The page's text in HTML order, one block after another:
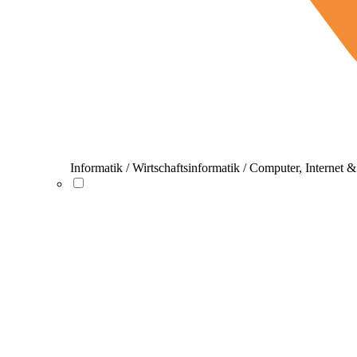
Informatik / Wirtschaftsinformatik / Computer, Internet